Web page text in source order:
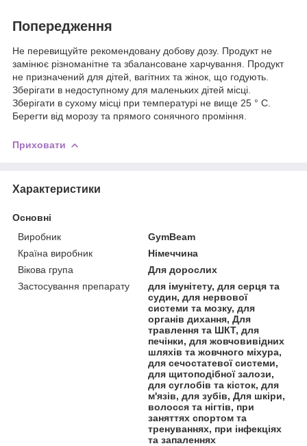
Попередження
Не перевищуйте рекомендовану добову дозу. Продукт не
замінює різноманітне та збалансоване харчування. Продукт
не призначений для дітей, вагітних та жінок, що годують.
Зберігати в недоступному для маленьких дітей місці.
Зберігати в сухому місці при температурі не вище 25 ° С.
Берегти від морозу та прямого сонячного проміння.
Приховати
Характеристики
Основні
Виробник
GymBeam
Країна виробник
Німеччина
Вікова група
Для дорослих
Застосування препарату
для імунітету, для серця та
судин, для нервової
системи та мозку, для
органів дихання, Для
травлення та ШКТ, для
печінки, для жовчовивідних
шляхів та жовчного міхура,
для сечостатевої системи,
для щитоподібної залози,
для суглобів та кісток, для
м'язів, для зубів, Для шкіри,
волосся та нігтів, при
заняттях спортом та
тренуваннях, при інфекціях
та запаленнях